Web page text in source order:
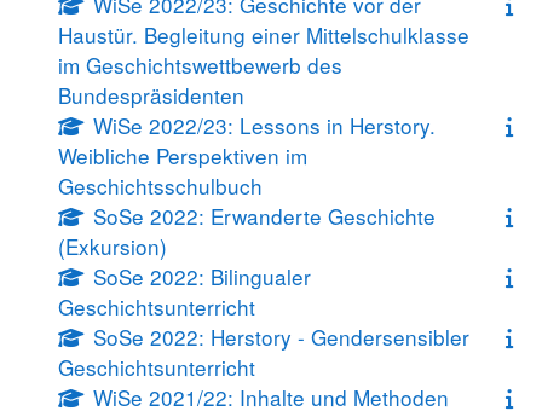
Haustür. Begleitung einer Mittelschulklasse
im Geschichtswettbewerb des
Bundespräsidenten
WiSe 2022/23: Lessons in Herstory.
Weibliche Perspektiven im
Geschichtsschulbuch
SoSe 2022: Erwanderte Geschichte
(Exkursion)
SoSe 2022: Bilingualer
Geschichtsunterricht
SoSe 2022: Herstory - Gendersensibler
Geschichtsunterricht
WiSe 2021/22: Inhalte und Methoden